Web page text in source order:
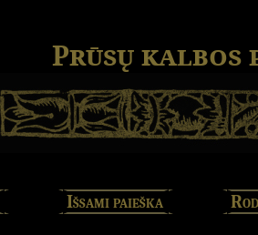
Prūsų kalbos
Išsami paieška